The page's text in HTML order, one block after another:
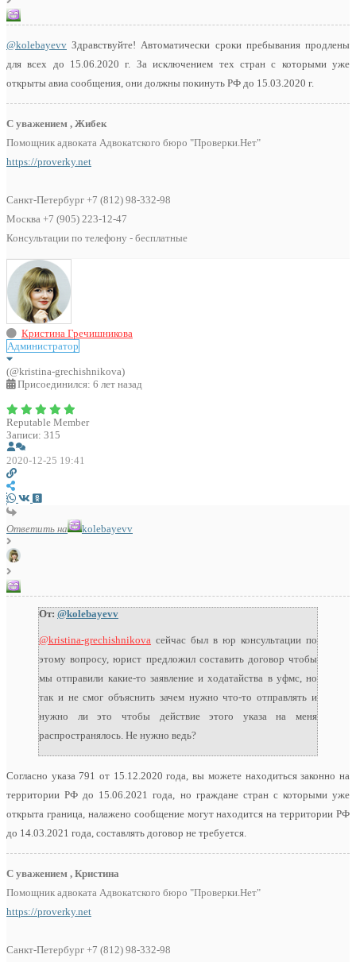
@kolebayevv Здравствуйте! Автоматически сроки пребывания продлены
для всех до 15.06.2020 г. За исключением тех стран с которыми уже
открыты авиа сообщения, они должны покинуть РФ до 15.03.2020 г.
С уважением , Жибек
Помощник адвоката Адвокатского бюро "Проверки.Нет"
https://proverky.net
Санкт-Петербург +7 (812) 98-332-98
Москва +7 (905) 223-12-47
Консультации по телефону - бесплатные
Кристина Гречишникова
Администратор
(@kristina-grechishnikova)
Присоединился: 6 лет назад
Reputable Member
Записи: 315
2020-12-25 19:41
Ответить на kolebayevv
От: @kolebayevv
@kristina-grechishnikova сейчас был в юр консультации по
этому вопросу, юрист предложил составить договор чтобы
мы отправили какие-то заявление и ходатайства в уфмс, но
так и не смог объяснить зачем нужно что-то отправлять и
нужно ли это чтобы действие этого указа на меня
распространялось. Не нужно ведь?
Согласно указа 791 от 15.12.2020 года, вы можете находиться законно на
территории РФ до 15.06.2021 года, но граждане стран с которыми уже
открыта граница, налажено сообщение могут находится на территории РФ
до 14.03.2021 года, составлять договор не требуется.
С уважением , Кристина
Помощник адвоката Адвокатского бюро "Проверки.Нет"
https://proverky.net
Санкт-Петербург +7 (812) 98-332-98